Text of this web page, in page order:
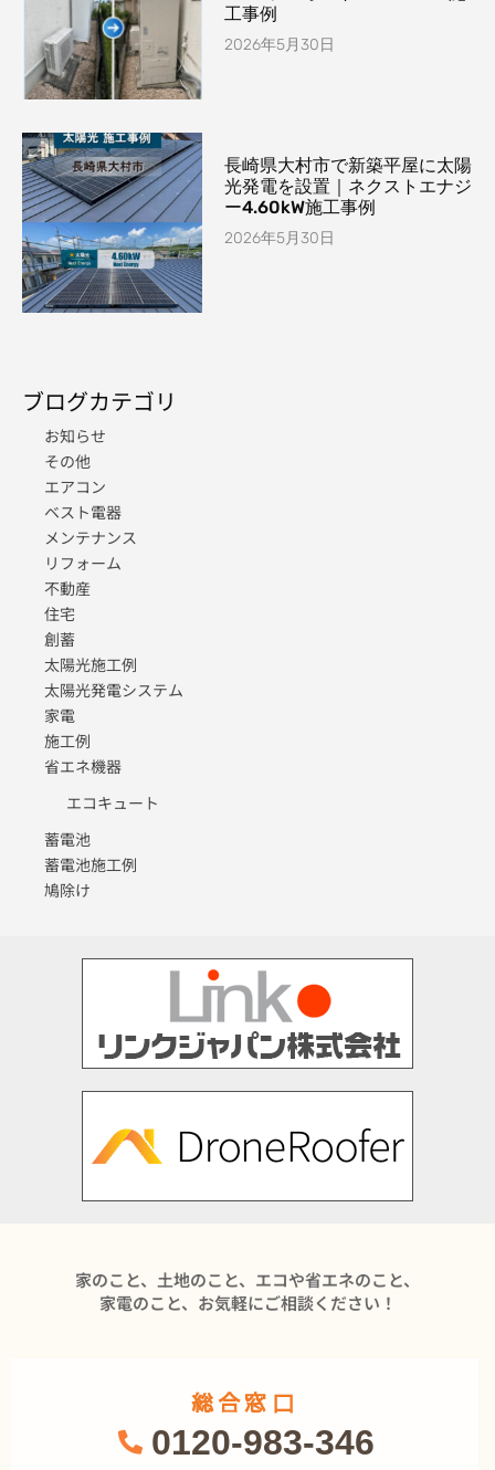
工事例
2026年5月30日
長崎県大村市で新築平屋に太陽
光発電を設置｜ネクストエナジ
ー4.60kW施工事例
2026年5月30日
ブログカテゴリ
お知らせ
その他
エアコン
ベスト電器
メンテナンス
リフォーム
不動産
住宅
創蓄
太陽光施工例
太陽光発電システム
家電
施工例
省エネ機器
エコキュート
蓄電池
蓄電池施工例
鳩除け
家のこと、土地のこと、エコや省エネのこと、
家電のこと、お気軽にご相談ください！
総合窓口
0120-983-346